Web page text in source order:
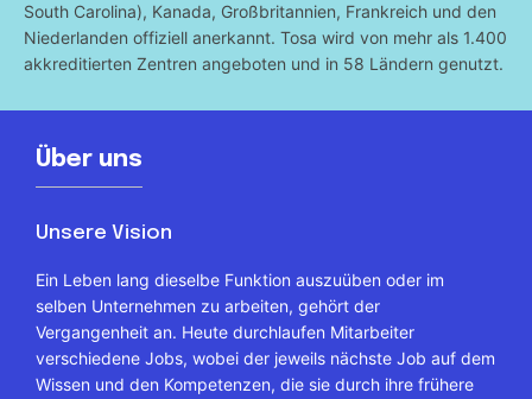
South Carolina), Kanada, Großbritannien, Frankreich und den
Niederlanden offiziell anerkannt. Tosa wird von mehr als 1.400
akkreditierten Zentren angeboten und in 58 Ländern genutzt.
Über uns
Unsere Vision
Ein Leben lang dieselbe Funktion auszuüben oder im
selben Unternehmen zu arbeiten, gehört der
Vergangenheit an. Heute durchlaufen Mitarbeiter
verschiedene Jobs, wobei der jeweils nächste Job auf dem
Wissen und den Kompetenzen, die sie durch ihre frühere